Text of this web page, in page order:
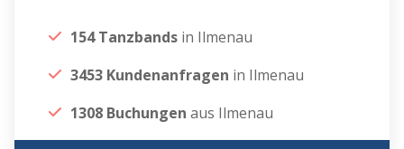
154 Tanzbands in Ilmenau
3453 Kundenanfragen in Ilmenau
1308 Buchungen aus Ilmenau